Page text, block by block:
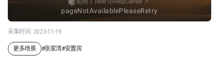
采集时间: 2023-11-19
更多场景 #张家湾#安置房